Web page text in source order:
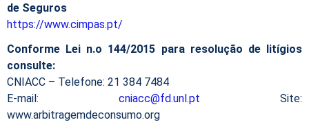
de Seguros
https://www.cimpas.pt/
Conforme Lei n.o 144/2015 para resolução de litígios
consulte:
CNIACC – Telefone: 21 384 7484
E-mail: cniacc@fd.unl.pt Site:
www.arbitragemdeconsumo.org